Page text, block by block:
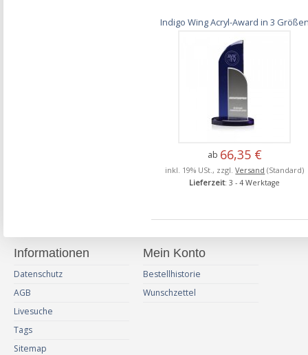
Indigo Wing Acryl-Award in 3
ab 66,35 €
inkl. 19% USt., zzgl.Versand (Standard)
Lieferzeit: 3 - 4 Werktage
Informationen
Datenschutz
AGB
Livesuche
Tags
Sitemap
Mein Konto
Bestellhistorie
Wunschzettel